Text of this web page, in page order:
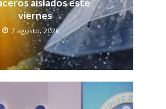
viernes
7 agosto, 2026